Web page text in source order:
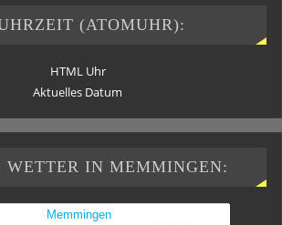
(ATOMUHR):
HTML Uhr
Aktuelles Datum
WETTER IN MEMMINGEN: